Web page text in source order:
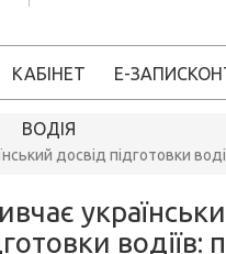
КАБІНЕТ
ВОДІЯ
Е-ЗАПИС
досвід підготовки